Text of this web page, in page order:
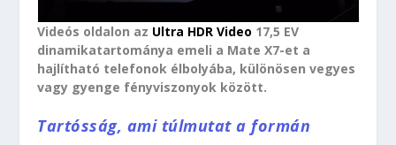
Videós oldalon az Ultra HDR Video 17,5 EV
dinamikatartománya emeli a Mate X7-et a
hajlítható telefonok élbolyába, különösen vegyes
vagy gyenge fényviszonyok között.
Tartósság, ami túlmutat a formán